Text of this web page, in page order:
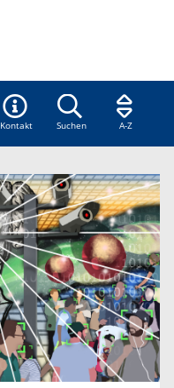
Kontakt Suchen A-Z